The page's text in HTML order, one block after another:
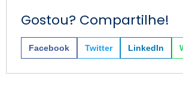
Gostou? Compartilhe!
Facebook Twitter LinkedIn